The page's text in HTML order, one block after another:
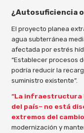
¿Autosuficiencia
El proyecto planea
agua subterránea
afectada por estrés
“Establecer procesos
podría reducir la
suministro existente”.
“La infraestructura
del país– no está
extremos del
modernización y